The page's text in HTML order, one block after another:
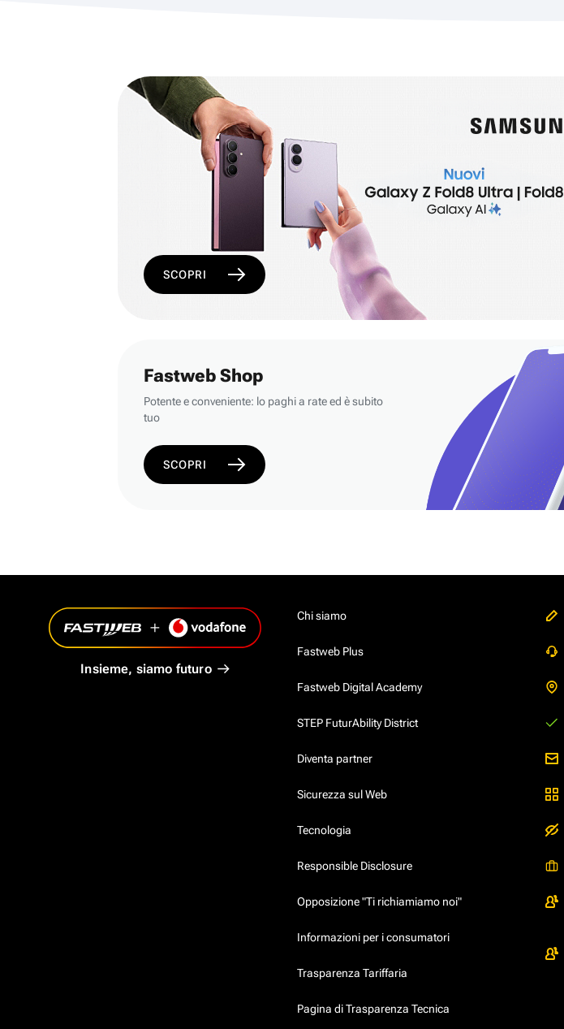
SCOPRI
Fastweb Shop
Potente e conveniente: lo paghi a rate ed è subito
tuo
SCOPRI
Insieme, siamo futuro
Chi siamo
Fastweb Plus
Fastweb Digital Academy
STEP FuturAbility District
Diventa partner
Sicurezza sul Web
Tecnologia
Responsible Disclosure
Opposizione "Ti richiamiamo noi"
Informazioni per i consumatori
Trasparenza Tariffaria
Pagina di Trasparenza Tecnica